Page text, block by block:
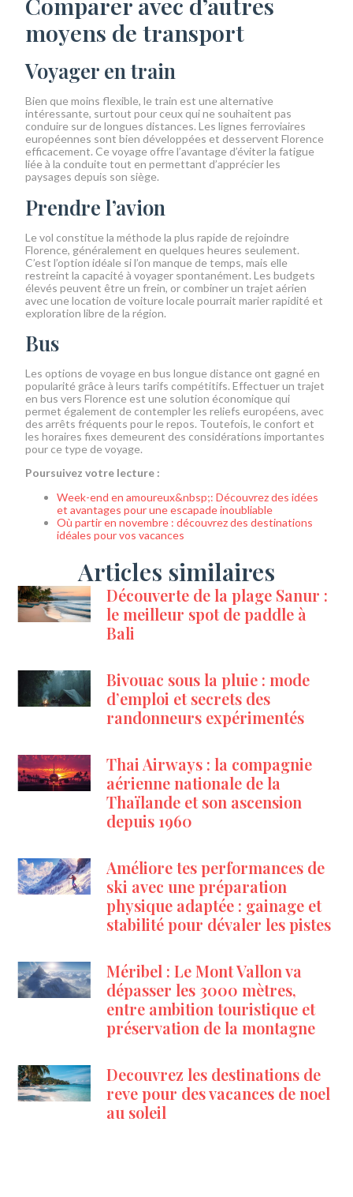
Articles similaires
Découverte de la plage Sanur :
le meilleur spot de paddle à
Bali
Bivouac sous la pluie : mode
d’emploi et secrets des
randonneurs expérimentés
Thai Airways : la compagnie
aérienne nationale de la
Thaïlande et son ascension
depuis 1960
Améliore tes performances de
ski avec une préparation
physique adaptée : gainage et
stabilité pour dévaler les pistes
Méribel : Le Mont Vallon va
dépasser les 3000 mètres,
entre ambition touristique et
préservation de la montagne
Decouvrez les destinations de
reve pour des vacances de noel
au soleil
moyens de transport
Voyager en train
Bien que moins flexible, le train est une alternative
intéressante, surtout pour ceux qui ne souhaitent pas
conduire sur de longues distances. Les lignes ferroviaires
européennes sont bien développées et desservent Florence
efficacement. Ce voyage offre l’avantage d’éviter la fatigue
liée à la conduite tout en permettant d’apprécier les
paysages depuis son siège.
Prendre l’avion
Le vol constitue la méthode la plus rapide de rejoindre
Florence, généralement en quelques heures seulement.
C’est l’option idéale si l’on manque de temps, mais elle
restreint la capacité à voyager spontanément. Les budgets
élevés peuvent être un frein, or combiner un trajet aérien
avec une location de voiture locale pourrait marier rapidité et
exploration libre de la région.
Bus
Les options de voyage en bus longue distance ont gagné en
popularité grâce à leurs tarifs compétitifs. Effectuer un trajet
en bus vers Florence est une solution économique qui
permet également de contempler les reliefs européens, avec
des arrêts fréquents pour le repos. Toutefois, le confort et
les horaires fixes demeurent des considérations importantes
pour ce type de voyage.
Poursuivez votre lecture :
Week-end en amoureux&nbsp;: Découvrez des idées
et avantages pour une escapade inoubliable
Où partir en novembre : découvrez des destinations
idéales pour vos vacances